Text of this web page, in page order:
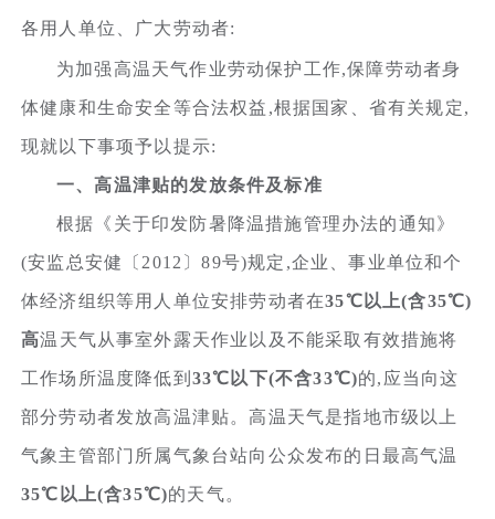
各用人单位、广大劳动者:
为加强高温天气作业劳动保护工作,保障劳动者身
体健康和生命安全等合法权益,根据国家、省有关规定,
现就以下事项予以提示:
一、高温津贴的发放条件及标准
根据《关于印发防暑降温措施管理办法的通知》
(安监总安健〔2012〕89号)规定,企业、事业单位和个
体经济组织等用人单位安排劳动者在35℃以上(含35℃)
高温天气从事室外露天作业以及不能采取有效措施将
工作场所温度降低到 33℃以下(不含33℃)的,应当向这
部分劳动者发放高温津贴。高温天气是指地市级以上
气象主管部门所属气象台站向公众发布的日最高气温
35℃以上(含35℃)的天气。